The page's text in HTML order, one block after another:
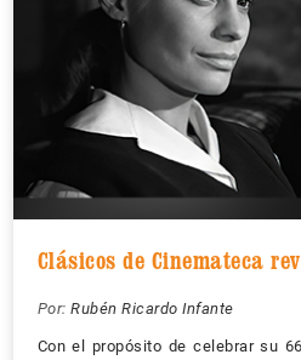
Clásicos de Cinemateca
Por: Rubén Ricardo Infante
Con el propósito de celebrar su